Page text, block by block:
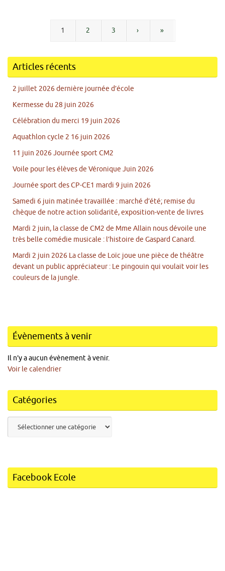
1 2 3 › »
Articles récents
2 juillet 2026 dernière journée d’école
Kermesse du 28 juin 2026
Célébration du merci 19 juin 2026
Aquathlon cycle 2 16 juin 2026
11 juin 2026 Journée sport CM2
Voile pour les élèves de Véronique Juin 2026
Journée sport des CP-CE1 mardi 9 juin 2026
Samedi 6 juin matinée travaillée : marché d’été; remise du
chèque de notre action solidarité, exposition-vente de livres
Mardi 2 juin, la classe de CM2 de Mme Allain nous dévoile une
très belle comédie musicale : l’histoire de Gaspard Canard.
Mardi 2 juin 2026 La classe de Loïc joue une pièce de théâtre
devant un public appréciateur : Le pingouin qui voulait voir les
couleurs de la jungle.
Évènements à venir
Il n’y a aucun évènement à venir.
Voir le calendrier
Catégories
Facebook Ecole